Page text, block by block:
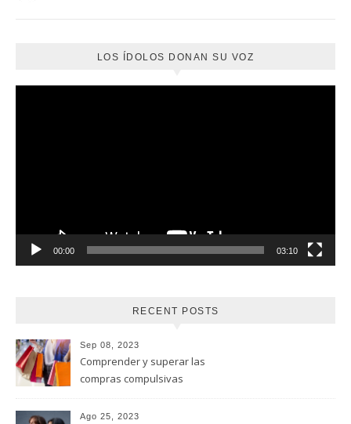
LOS ÍDOLOS DONAN SU VOZ
00:00 03:10
RECENT POSTS
Sep 08, 2023
Comprender y superar las
compras compulsivas
Ago 25, 2023